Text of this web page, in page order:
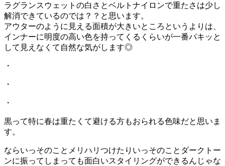
ラグランスウェットの白さとベルトナイロンで重たさは少し
解消できているのでは？？と思います。
アウターのように見える面積が大きいところというよりは、
インナーに明度の高い色を持ってくるくらいが一番パキッと
して見えなくて自然な気がします◎
・
・
・
黒って特に春は重たくて避ける方もおられる色味だと思いま
す。
ならいっそのことメリハリつけたりいっそのことダークトー
ンに振ってしまっても面白いスタイリングができるんじゃな